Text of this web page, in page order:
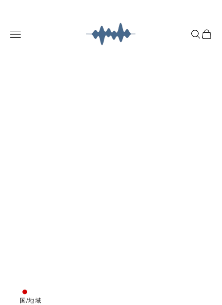
メニュー 検索カート
国/地域